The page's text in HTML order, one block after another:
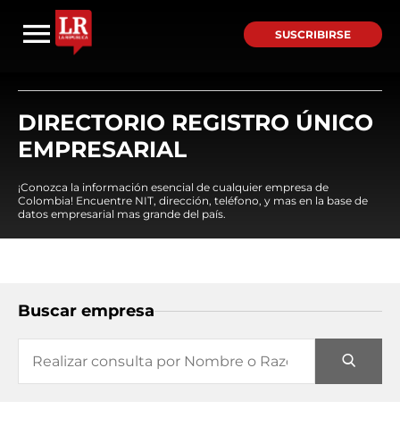
SUSCRIBIRSE
DIRECTORIO REGISTRO ÚNICO
EMPRESARIAL
¡Conozca la información esencial de cualquier empresa de
Colombia! Encuentre NIT, dirección, teléfono, y mas en la base de
datos empresarial mas grande del país.
Buscar empresa